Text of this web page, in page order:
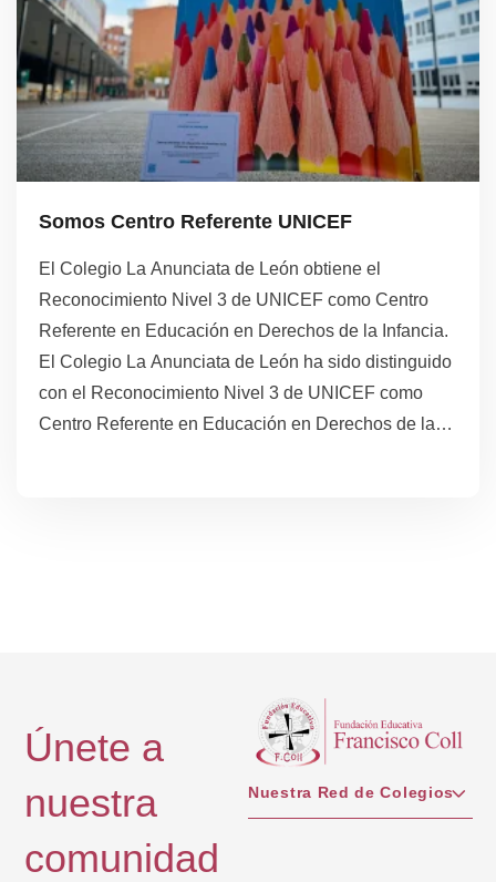
Somos Centro Referente UNICEF
El Colegio La Anunciata de León obtiene el
Reconocimiento Nivel 3 de UNICEF como Centro
Referente en Educación en Derechos de la Infancia.
El Colegio La Anunciata de León ha sido distinguido
con el Reconocimiento Nivel 3 de UNICEF como
Centro Referente en Educación en Derechos de la
Únete a
nuestra
comunidad
Nuestra Red de Colegios